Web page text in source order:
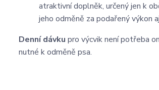
atraktivní doplněk, určený jen k
jeho odměně za podařený výkon
Denní dávku pro výcvik není potřeba
nutné k odměně psa.